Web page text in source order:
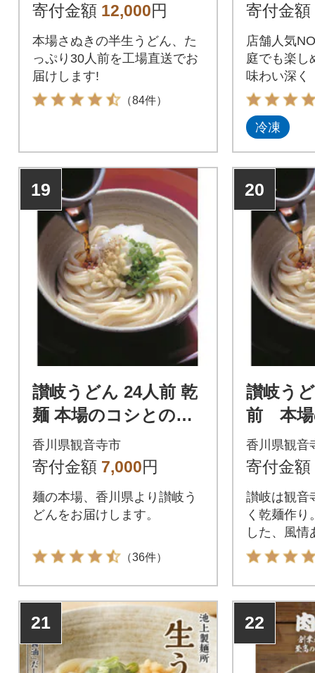
寄付金額 12,000円
本場さぬきの半生うどん、た
っぷり30人前を工場直送でお
届けします!
（84件）
寄付金額
店舗人気
庭でも楽し
味わい深く
冷凍
19
讃岐うどん 24人前 乾
麺 本場のコシとのど
ごし 長期保存可
香川県観音寺市
寄付金額 7,000円
麺の本場、香川県より讃岐う
どんをお届けします。
（36件）
20
讃岐う
前 本場
ど越し
可
香川県観音
寄付金額
讃岐は観音
く乾麺作り
した、風情
す。
21 22